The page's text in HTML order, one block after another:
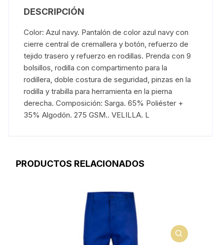
DESCRIPCIÓN
Color: Azul navy. Pantalón de color azul navy con
cierre central de cremallera y botón, refuerzo de
tejido trasero y refuerzo en rodillas. Prenda con 9
bolsillos, rodilla con compartimento para la
rodillera, doble costura de seguridad, pinzas en la
rodilla y trabilla para herramienta en la pierna
derecha. Composición: Sarga. 65% Poliéster +
35% Algodón. 275 GSM.. VELILLA. L
PRODUCTOS RELACIONADOS